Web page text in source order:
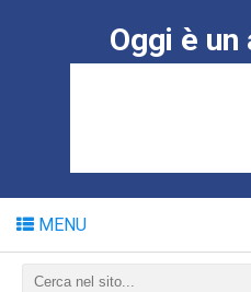
Oggi è
MENU